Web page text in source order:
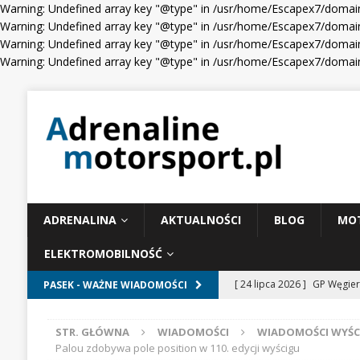
Warning: Undefined array key "@type" in /usr/home/Escapex7/
Warning: Undefined array key "@type" in /usr/home/Escapex7/
Warning: Undefined array key "@type" in /usr/home/Escapex7/
Warning: Undefined array key "@type" in /usr/home/Escapex7/
ADRENALINA AKTUALNOŚCI BLOG
ELEKTROMOBILNOŚĆ
PASEK - WAŻNE WIADOMOŚCI [ 24 lipca 2026 ] GP
[ 23 lipca 2026 ] Days of
STR. GŁÓWNA WIADOMOŚCI WIADOMOŚCI
Palou zdobywa pole position w 110. edycji wyścigu